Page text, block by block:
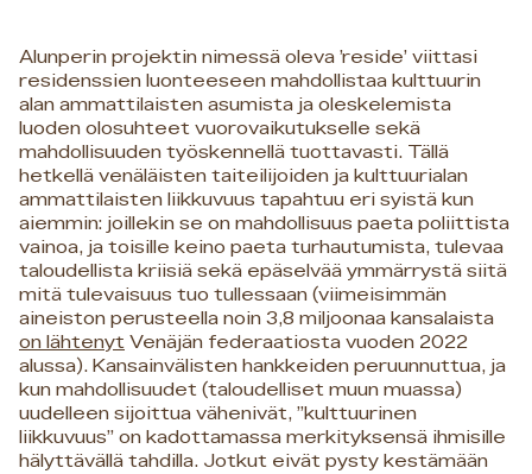
Alunperin projektin nimessä oleva ’reside’ viittasi
residenssien luonteeseen mahdollistaa kulttuurin
alan ammattilaisten asumista ja oleskelemista
luoden olosuhteet vuorovaikutukselle sekä
mahdollisuuden työskennellä tuottavasti. Tällä
hetkellä venäläisten taiteilijoiden ja kulttuurialan
ammattilaisten liikkuvuus tapahtuu eri syistä kun
aiemmin: joillekin se on mahdollisuus paeta poliittista
vainoa, ja toisille keino paeta turhautumista, tulevaa
taloudellista kriisiä sekä epäselvää ymmärrystä siitä
mitä tulevaisuus tuo tullessaan (viimeisimmän
aineiston perusteella noin 3,8 miljoonaa kansalaista
on lähtenyt Venäjän federaatiosta vuoden 2022
alussa). Kansainvälisten hankkeiden peruunnuttua, ja
kun mahdollisuudet (taloudelliset muun muassa)
uudelleen sijoittua vähenivät, ”kulttuurinen
liikkuvuus” on kadottamassa merkityksensä ihmisille
hälyttävällä tahdilla. Jotkut eivät pysty kestämään